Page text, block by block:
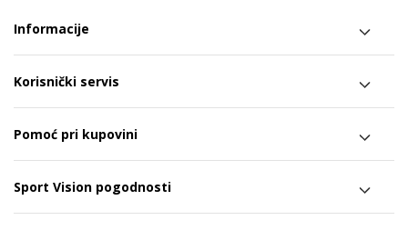
Informacije
Korisnički servis
Pomoć pri kupovini
Sport Vision pogodnosti